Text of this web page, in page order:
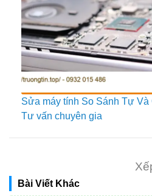
Sửa máy tính So Sánh Tự
Tư vấn chuyên gia
Bài Viết Khác